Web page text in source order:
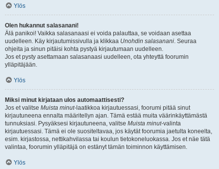
Ylös
Olen hukannut salasanani!
Älä panikoi! Vaikka salasanaasi ei voida palauttaa, se voidaan asettaa
uudelleen. Käy kirjautumissivulla ja klikkaa Unohdin salasanani. Seuraa
ohjeita ja sinun pitäisi kohta pystyä kirjautumaan uudelleen.
Jos et pysty asettamaan salasanaasi uudelleen, ota yhteyttä foorumin
ylläpitäjään.
Ylös
Miksi minut kirjataan ulos automaattisesti?
Jos et valitse Muista minut-laatikkoa kirjautuessasi, foorumi pitää sinut
kirjautuneena ennalta määritellyn ajan. Tämä estää muita väärinkäyttämästä
tunnuksiasi. Pysyäksesi kirjautuneena, valitse Muista minut-valinta
kirjautuessasi. Tämä ei ole suositeltavaa, jos käytät foorumia jaetulta koneelta,
esim. kirjastossa, nettikahvilassa tai koulun tietokoneluokassa. Jos et näe tätä
valintaa, foorumin ylläpitäjä on estänyt tämän toiminnon käyttämisen.
Ylös